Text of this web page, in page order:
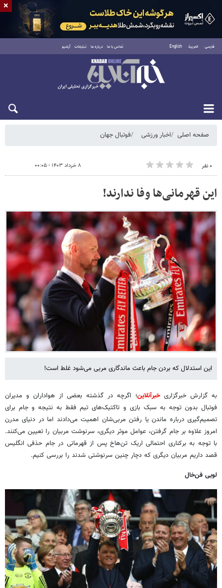
فارسی العربية English تماس با ما درباره ما تبلیغات آرشیو
شنبه ۱۷ مرداد ۱۴۰۵
صفحه اصلی اخبار ورزشی فوتبال جهان
۰ نفر ۸ خرداد ۱۴۰۳ - ۰۰:۰۵
این قهرمانی‌ها وفا ندارند!
این استدلال که بردن جام باعث ماندگاری مربی می‌شود غلط است!
به گزارش خبرگزاریخبرآنلاین؛ اگرچه در گذشته بعضی از هواداران و مدیران
فوتبال بدون توجه به سبک بازی و تاکتیک‌های تیم فقط به نتیجه و جام برای
تصمیم‌گیری درباره ماندن یا رفتن مربی‌شان اهمیت می‌دادند اما در دنیای مدرن
امروز علاوه بر جام گرفتن، عوامل موثر دیگری، سرنوشت مربیان را تعیین می‌کنند.
با توجه به برکناری احتمالی اریک تن‌هاخ پس از قهرمانی در جام حذفی انگلیس
قصد داریم مربیان دیگری که دچار چنین سرنوشتی شدند را بررسی کنیم.
لویی فن‌خال
×